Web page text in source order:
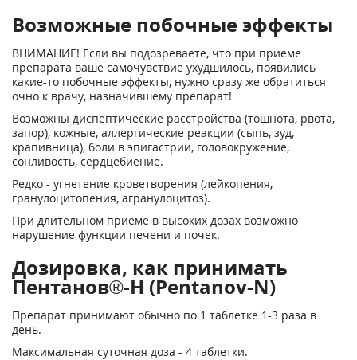
Возможные побочные эффекты
ВНИМАНИЕ! Если вы подозреваете, что при приеме
препарата ваше самочувствие ухудшилось, появились
какие-то побочные эффекты, нужно сразу же обратиться
очно к врачу, назначившему препарат!
Возможны диспептические расстройства (тошнота, рвота,
запор), кожные, аллергические реакции (сыпь, зуд,
крапивница), боли в эпигастрии, головокружение,
сонливость, сердцебиение.
Редко - угнетение кроветворения (лейкопения,
гранулоцитопения, агранулоцитоз).
При длительном приеме в высоких дозах возможно
нарушение функции печени и почек.
Дозировка, как принимать
Пентанов®-Н (Pentanov-N)
Препарат принимают обычно по 1 таблетке 1-3 раза в
день.
Максимальная суточная доза - 4 таблетки.